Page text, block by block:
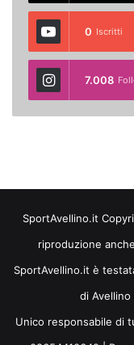
0 Iscritti
7.008
SportAvellino.it
riproduzione
SportAvellino.it è
di Avellino
Unico responsabile di